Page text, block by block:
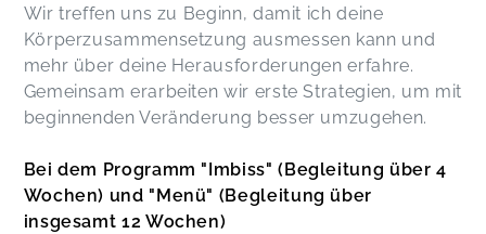
Wir treffen uns zu Beginn, damit ich deine
Körperzusammensetzung ausmessen kann und
mehr über deine Herausforderungen erfahre.
Gemeinsam erarbeiten wir erste Strategien, um mit
beginnenden Veränderung besser umzugehen.
Bei dem Programm "Imbiss" (Begleitung über 4
Wochen) und "Menü" (Begleitung über
insgesamt 12 Wochen)